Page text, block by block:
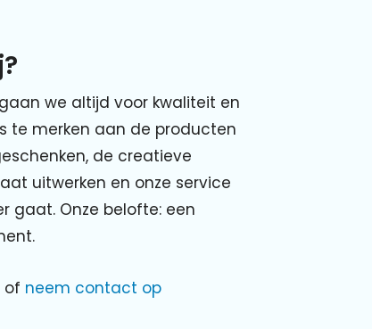
we altijd voor kwaliteit en
te merken aan de producten
de creatieve
uitwerken en onze service
gaat. Onze belofte: een
of neem contact op